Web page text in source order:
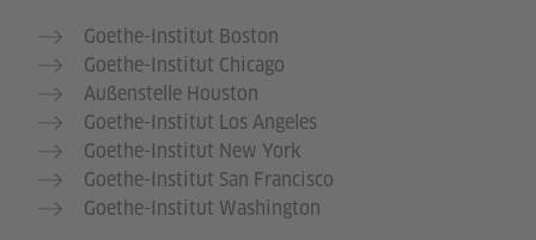
Goethe-Institut Boston
Goethe-Institut Chicago
Außenstelle Houston
Goethe-Institut Los Angeles
Goethe-Institut New York
Goethe-Institut San Francisco
Goethe-Institut Washington